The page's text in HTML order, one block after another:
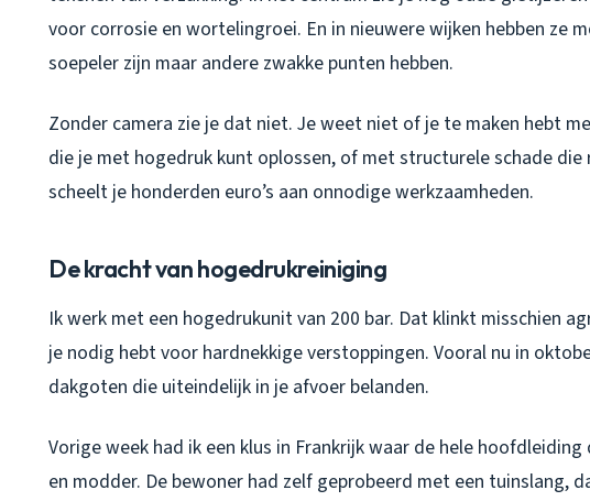
voor corrosie en wortelingroei. En in nieuwere wijken hebben ze
soepeler zijn maar andere zwakke punten hebben.
Zonder camera zie je dat niet. Je weet niet of je te maken hebt
die je met hogedruk kunt oplossen, of met structurele schade
scheelt je honderden euro’s aan onnodige werkzaamheden.
De kracht van hogedrukreiniging
Ik werk met een hogedrukunit van 200 bar. Dat klinkt misschien
je nodig hebt voor hardnekkige verstoppingen. Vooral nu in
dakgoten die uiteindelijk in je afvoer belanden.
Vorige week had ik een klus in Frankrijk waar de hele
en modder. De bewoner had zelf geprobeerd met een tuinslang,